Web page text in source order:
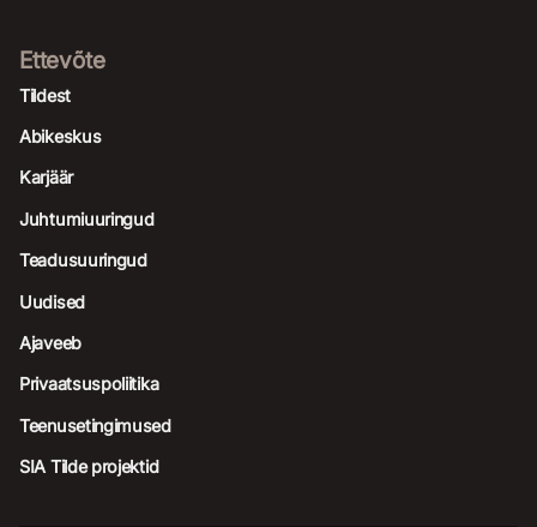
Ettevõte
Tildest
Abikeskus
Karjäär
Juhtumiuuringud
Teadusuuringud
Uudised
Ajaveeb
Privaatsuspoliitika
Teenusetingimused
SIA Tilde projektid